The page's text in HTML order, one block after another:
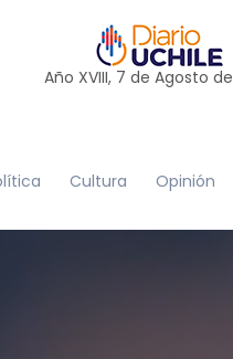
Año XVIII, 7 de Agosto
Cultura Opinión